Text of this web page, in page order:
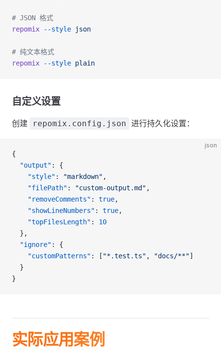
# JSON 格式
repomix --style json
# 纯文本格式
repomix --style plain
自定义设置
创建 repomix.config.json 进行持久化设置：
json
{
  "output"
: {
    "style"
: "markdown" ,
    "filePath"
: "custom-output.md" ,
    "removeComments"
: true,
    "showLineNumbers"
: true,
    "topFilesLength"
: 10
  },
  "ignore"
: {
    "customPatterns"
: [ "*.test.ts" , "docs/**"]
  }
}
实际应用案例